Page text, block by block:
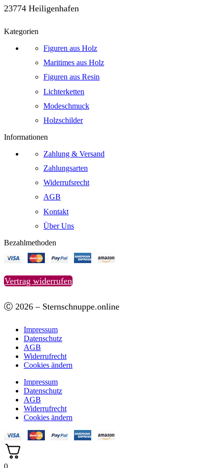
23774 Heiligenhafen
Kategorien
Figuren aus Holz
Maritimes aus Holz
Figuren aus Resin
Lichterketten
Modeschmuck
Holzschilder
Informationen
Zahlung & Versand
Zahlungsarten
Widerrufsrecht
AGB
Kontakt
Über Uns
Bezahlmethoden
Vertrag widerrufen
Ⓒ 2026 – Sternschnuppe.online
Impressum
Datenschutz
AGB
Widerrufrecht
Cookies ändern
Impressum
Datenschutz
AGB
Widerrufrecht
Cookies ändern
0